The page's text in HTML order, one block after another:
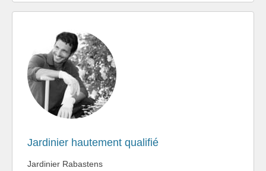
Jardinier hautement qualifié
Jardinier Rabastens